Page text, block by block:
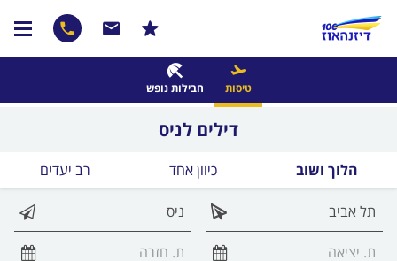
טיסות חבילות נופש
דילים לניס
הלוך ושוב כיוון אחד רב יעדים